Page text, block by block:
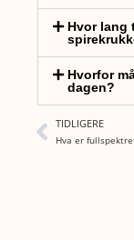
Hvor lang
Hvorfor
dagen?
TIDLIGERE
Hva er